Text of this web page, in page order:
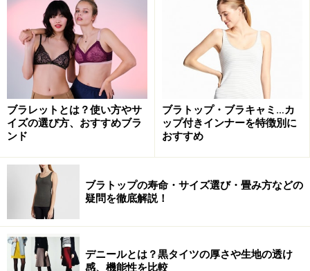
ブラレットとは？使い方やサ
イズの選び方、おすすめブラ
ンド
ブラトップ・ブラキャミ…カ
ップ付きインナーを特徴別に
おすすめ
ブラトップの寿命・サイズ選び・畳み方などの
疑問を徹底解説！
デニールとは？黒タイツの厚さや生地の透け
感、機能性を比較